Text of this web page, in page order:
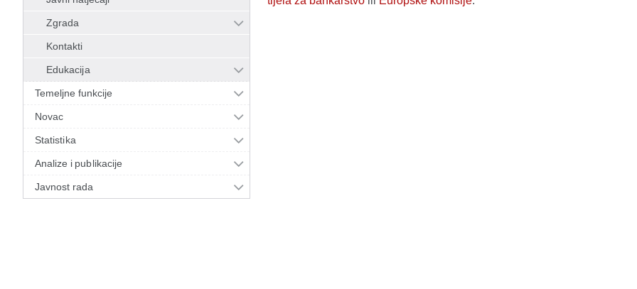
Zgrada
Kontakti
Edukacija
Temeljne funkcije
Novac
Statistika
Analize i publikacije
Javnost rada